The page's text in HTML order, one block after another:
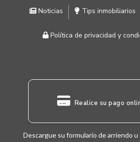
Noticias Tips inmobiliarios
Política de privacidad y
Realice su pago
Descargue su formulario de arriendo